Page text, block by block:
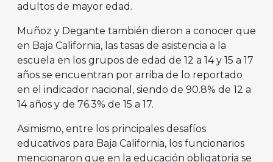
adultos de mayor edad.
Muñoz y Degante también dieron a conocer que
en Baja California, las tasas de asistencia a la
escuela en los grupos de edad de 12 a 14 y 15 a 17
años se encuentran por arriba de lo reportado
en el indicador nacional, siendo de 90.8% de 12 a
14 años y de 76.3% de 15 a 17.
Asimismo, entre los principales desafíos
educativos para Baja California, los funcionarios
mencionaron que en la educación obligatoria se